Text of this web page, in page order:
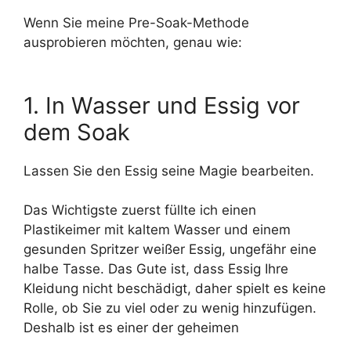
Wenn Sie meine Pre-Soak-Methode
ausprobieren möchten, genau wie:
1. In Wasser und Essig vor
dem Soak
Lassen Sie den Essig seine Magie bearbeiten.
Das Wichtigste zuerst füllte ich einen
Plastikeimer mit kaltem Wasser und einem
gesunden Spritzer weißer Essig, ungefähr eine
halbe Tasse. Das Gute ist, dass Essig Ihre
Kleidung nicht beschädigt, daher spielt es keine
Rolle, ob Sie zu viel oder zu wenig hinzufügen.
Deshalb ist es einer der geheimen